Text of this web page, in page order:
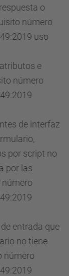
o
número
uso
e
número
de interfaz
por script no
por las
entrada que
no tiene
número